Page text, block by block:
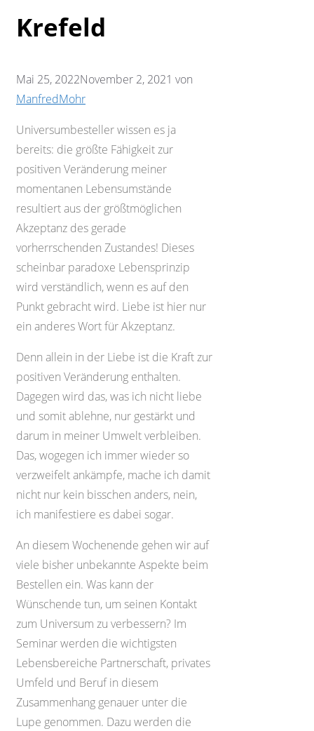
Krefeld
Mai 25, 2022November 2, 2021 von
ManfredMohr
Universumbesteller wissen es ja
bereits: die größte Fähigkeit zur
positiven Veränderung meiner
momentanen Lebensumstände
resultiert aus der größtmöglichen
Akzeptanz des gerade
vorherrschenden Zustandes! Dieses
scheinbar paradoxe Lebensprinzip
wird verständlich, wenn es auf den
Punkt gebracht wird. Liebe ist hier nur
ein anderes Wort für Akzeptanz.
Denn allein in der Liebe ist die Kraft zur
positiven Veränderung enthalten.
Dagegen wird das, was ich nicht liebe
und somit ablehne, nur gestärkt und
darum in meiner Umwelt verbleiben.
Das, wogegen ich immer wieder so
verzweifelt ankämpfe, mache ich damit
nicht nur kein bisschen anders, nein,
ich manifestiere es dabei sogar.
An diesem Wochenende gehen wir auf
viele bisher unbekannte Aspekte beim
Bestellen ein. Was kann der
Wünschende tun, um seinen Kontakt
zum Universum zu verbessern? Im
Seminar werden die wichtigsten
Lebensbereiche Partnerschaft, privates
Umfeld und Beruf in diesem
Zusammenhang genauer unter die
Lupe genommen. Dazu werden die